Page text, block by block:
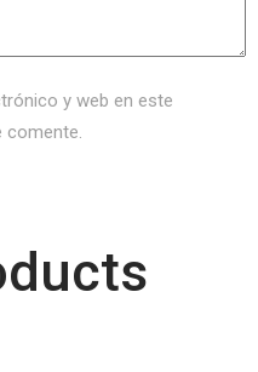
y web en este
comente.